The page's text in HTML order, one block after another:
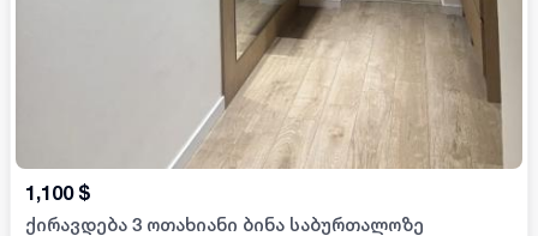
1,100 $
ქირავდება 3 ოთახიანი ბინა საბურთალოზე